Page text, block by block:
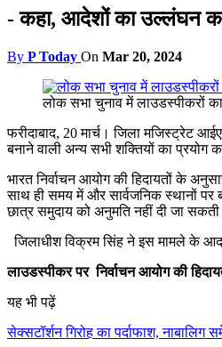
- कहा, आदेशों का उल्लंघन
By P Today On Mar 20, 2024
लोक सभा चुनाव में लाउडस्पीकरों
फरीदाबाद, 20 मार्च। जिला मजिस्ट्रेट
बनाने वाली अन्य सभी शक्तियों का प्रयोग
भारत निर्वाचन आयोग की हिदायतों के
साथ ही समय में और सार्वजनिक स्थानों
छात्र समुदाय को अनुमति नहीं दी जा
जिलाधीश विक्रम सिंह ने इस मामले के
लाउडस्पीकर पर निर्वाचन आयोग की
यह भी पढ़ें
सेक्सटॉर्शन गिरोह का पर्दाफाश, नाबालिग